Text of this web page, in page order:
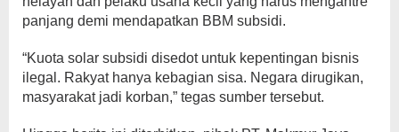
panjang demi mendapatkan BBM subsidi.
“Kuota solar subsidi disedot untuk kepentingan bisnis
ilegal. Rakyat hanya kebagian sisa. Negara dirugikan,
masyarakat jadi korban,” tegas sumber tersebut.